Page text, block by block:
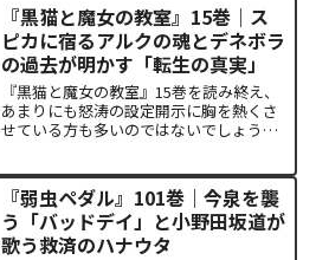
『黒猫と魔女の教室』15巻｜ス
ピカに宿るアルクの魂とデネボラ
の過去が明かす「転生の真実」
『黒猫と魔女の教室』15巻を読み終え、
あまりにも怒涛の設定開示に胸を熱くさ
せている方も多いのではないでしょう
ドの裏側で、本作最大のミステリーであ
った「アルクの正体」と...
『弱虫ペダル』101巻｜今泉を襲
う「バッドデイ」と小野田坂道が
歌う救済のハナウタ